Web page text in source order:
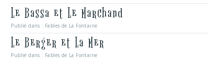
Le Bassa et Le Marchand
Publié dans : Fables de La Fontaine
Le Berger et La Mer
Publié dans : Fables de La Fontaine